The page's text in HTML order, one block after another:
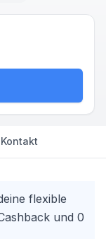
Kontakt
flexible
und 0